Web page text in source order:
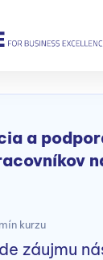
manažérske
a
kurzu
záujmu